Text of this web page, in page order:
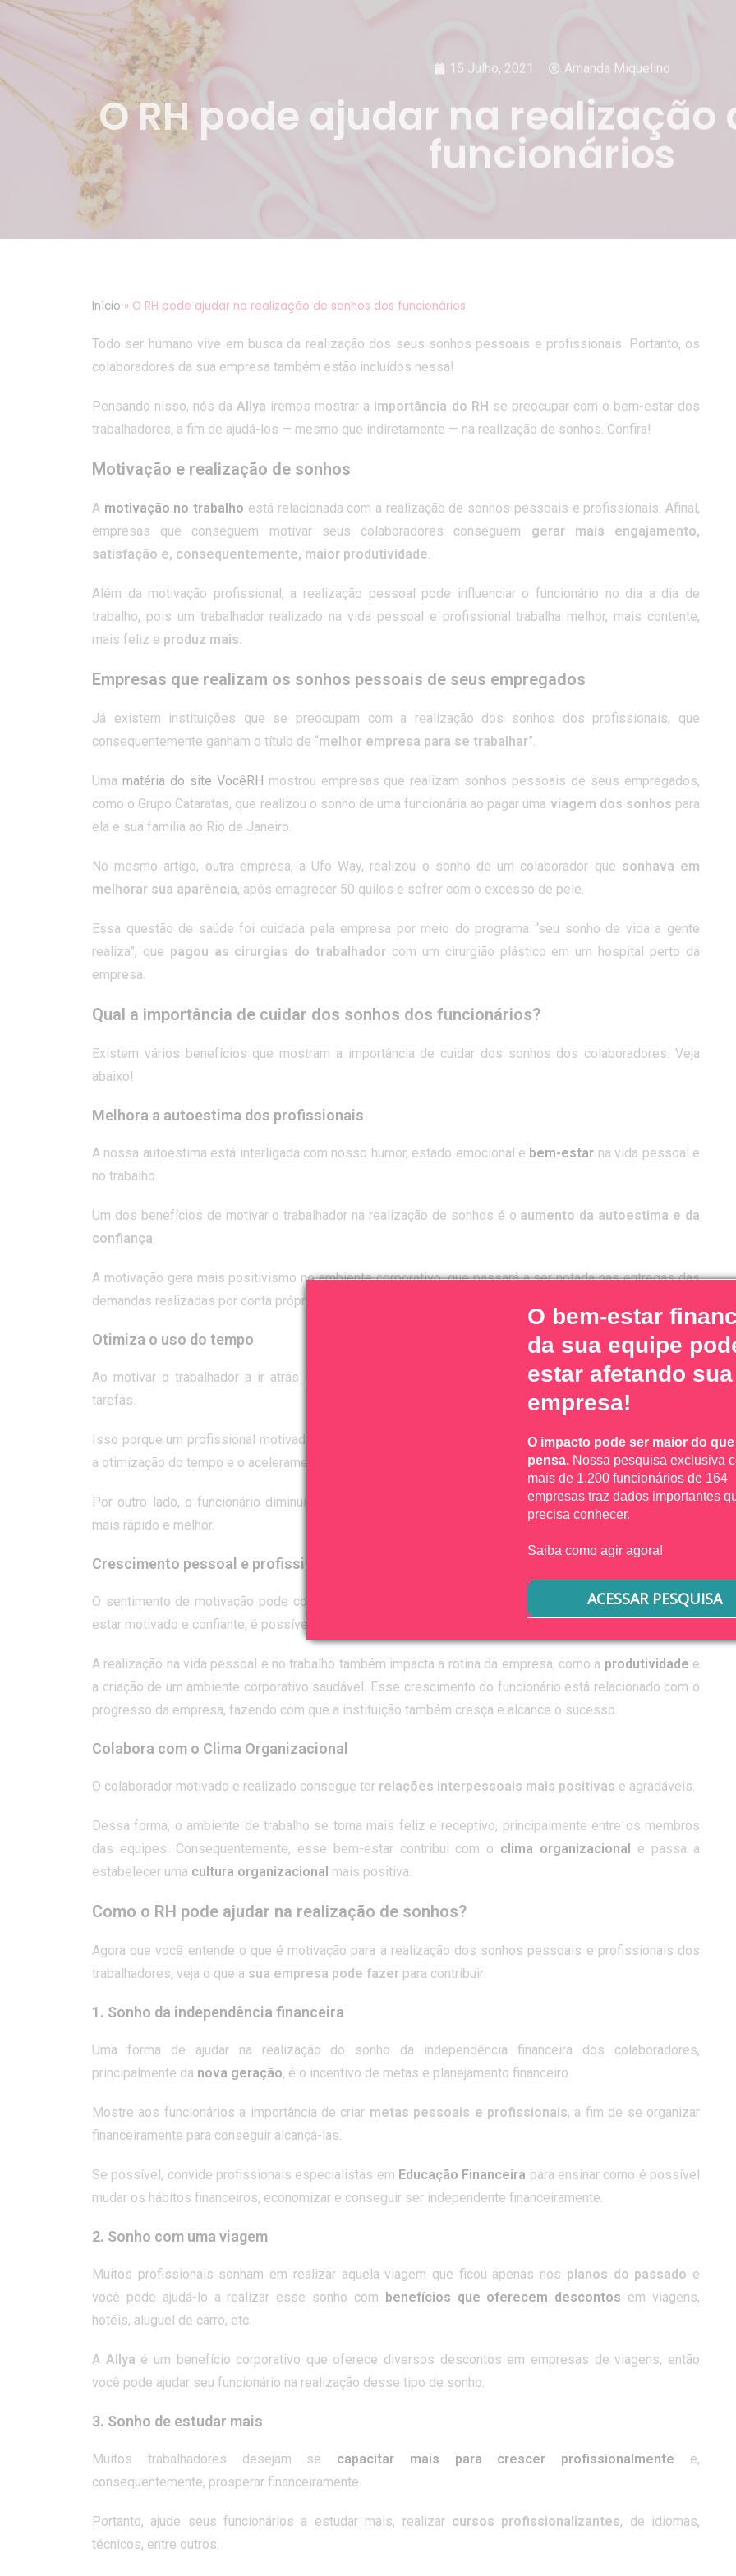
O bem-estar
da sua equipe
estar afetando sua
empresa!
O impacto pode ser maior do
pensa. Nossa pesquisa exclusiva
mais de 1.200 funcionários de 164
empresas traz dados importantes
precisa conhecer.
Saiba como agir agora!
ACESSAR PESQUISA
15 Julho, 2021 Amanda Miquelino
O RH pode ajudar na realização
funcionários
Início » O RH pode ajudar na realização de sonhos dos funcionários
Todo ser humano vive em busca da realização dos seus sonhos pessoais e profissionais. Portanto, os
colaboradores da sua empresa também estão incluídos nessa!
Pensando nisso, nós daAllya iremos mostrar a importância do RH se preocupar com o bem-estar dos
trabalhadores, a fim de ajudá-los — mesmo que indiretamente — na realização de sonhos. Confira!
Motivação e realização de sonhos
A motivação no trabalho está relacionada com a realização de sonhos pessoais e profissionais. Afinal,
empresas que conseguem motivar seus colaboradores conseguem gerar mais engajamento,
satisfação e, consequentemente, maior produtividade.
Além da motivação profissional, a realização pessoal pode influenciar o funcionário no dia a dia de
trabalho, pois um trabalhador realizado na vida pessoal e profissional trabalha melhor, mais contente,
mais feliz e produz mais.
Empresas que realizam os sonhos pessoais de seus empregados
Já existem instituições que se preocupam com a realização dos sonhos dos profissionais, que
consequentemente ganham o título de “melhor empresa para se trabalhar”.
Uma matéria do site VocêRH mostrou empresas que realizam sonhos pessoais de seus empregados,
como o Grupo Cataratas, que realizou o sonho de uma funcionária ao pagar uma viagem dos sonhos para
ela e sua família ao Rio de Janeiro.
No mesmo artigo, outra empresa, a Ufo Way, realizou o sonho de um colaborador que sonhava em
melhorar sua aparência, após emagrecer 50 quilos e sofrer com o excesso de pele.
Essa questão de saúde foi cuidada pela empresa por meio do programa “seu sonho de vida a gente
realiza”, que pagou as cirurgias do trabalhador com um cirurgião plástico em um hospital perto da
empresa.
Qual a importância de cuidar dos sonhos dos funcionários?
Existem vários benefícios que mostram a importância de cuidar dos sonhos dos colaboradores. Veja
abaixo!
Melhora a autoestima dos profissionais
A nossa autoestima está interligada com nosso humor, estado emocional e bem-estar na vida pessoal e
no trabalho.
Um dos benefícios de motivar o trabalhador na realização de sonhos é o aumento da autoestima e da
confiança.
A motivação gera mais positivismo no ambiente corporativo, que passará a ser notada nas entregas das
demandas realizadas por conta própria e com mais inovação do colaborador mais confiante.
Otimiza o uso do tempo
Ao motivar o trabalhador a ir atrás dos seus sonhos, ele se tornará mais ágil na realização de suas
tarefas.
Isso porque um profissional motivado
. Assim, a empresa se beneficia com
a otimização do tempo e o aceleramento interno.
Por outro lado, o funcionário diminui o estresse no ambiente de trabalho, já que consegue produzir
mais rápido e melhor.
Crescimento pessoal e profissional
O sentimento de motivação pode colaborar com o crescimento pessoal do trabalhador. Isso porque ao
estar motivado e confiante, é possível se sentir realizado pessoalmente e profissionalmente.
A realização na vida pessoal e no trabalho também impacta a rotina da empresa, como a produtividade e
a criação de um ambiente corporativo saudável. Esse crescimento do funcionário está relacionado com o
progresso da empresa, fazendo com que a instituição também cresça e alcance o sucesso.
Colabora com o Clima Organizacional
O colaborador motivado e realizado consegue ter relações interpessoais mais positivas e agradáveis.
Dessa forma, o ambiente de trabalho se torna mais feliz e receptivo, principalmente entre os membros
das equipes. Consequentemente, esse bem-estar contribui com o clima organizacional e passa a
estabelecer uma cultura organizacional mais positiva.
Como o RH pode ajudar na realização de sonhos?
Agora que você entende o que é motivação para a realização dos sonhos pessoais e profissionais dos
trabalhadores, veja o que a sua empresa pode fazer para contribuir:
1. Sonho da independência financeira
Uma forma de ajudar na realização do sonho da independência financeira dos colaboradores,
principalmente da nova geração, é o incentivo de metas e planejamento financeiro.
Mostre aos funcionários a importância de criar metas pessoais e profissionais, a fim de se organizar
financeiramente para conseguir alcançá-las.
Se possível, convide profissionais especialistas em Educação Financeira para ensinar como é possível
mudar os hábitos financeiros, economizar e conseguir ser independente financeiramente.
2. Sonho com uma viagem
Muitos profissionais sonham em realizar aquela viagem que ficou apenas nos planos do passado e
você pode ajudá-lo a realizar esse sonho com benefícios que oferecem descontos em viagens,
hotéis, aluguel de carro, etc.
A Allya é um benefício corporativo que oferece diversos descontos em empresas de viagens, então
você pode ajudar seu funcionário na realização desse tipo de sonho.
3. Sonho de estudar mais
Muitos trabalhadores desejam se capacitar mais para crescer profissionalmente e,
consequentemente, prosperar financeiramente.
Portanto, ajude seus funcionários a estudar mais, realizar cursos profissionalizantes, de idiomas,
técnicos, entre outros.